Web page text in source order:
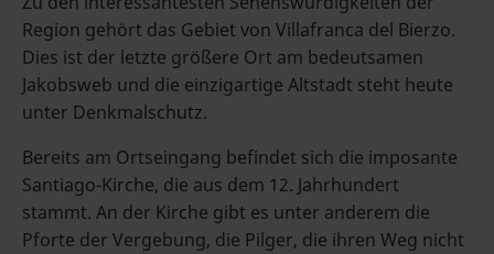
Region gehört das Gebiet von Villafranca del Bierzo.
Dies ist der letzte größere Ort am bedeutsamen
Jakobsweb und die einzigartige Altstadt steht heute
unter Denkmalschutz.
Bereits am Ortseingang befindet sich die imposante
Santiago-Kirche, die aus dem 12. Jahrhundert
stammt. An der Kirche gibt es unter anderem die
Pforte der Vergebung, die Pilger, die ihren Weg nicht